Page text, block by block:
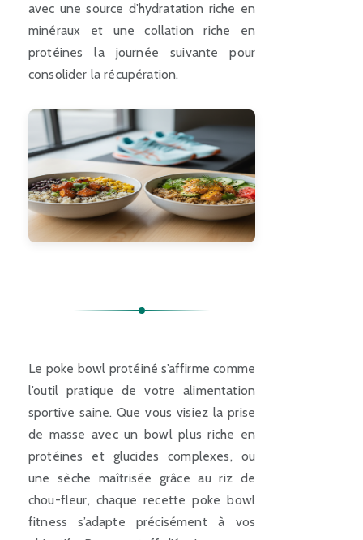
avec une source d’hydratation riche en
minéraux et une collation riche en
protéines la journée suivante pour
consolider la récupération.
Le poke bowl protéiné s’affirme comme
l’outil pratique de votre alimentation
sportive saine. Que vous visiez la prise
de masse avec un bowl plus riche en
protéines et glucides complexes, ou
une sèche maîtrisée grâce au riz de
chou-fleur, chaque recette poke bowl
fitness s’adapte précisément à vos